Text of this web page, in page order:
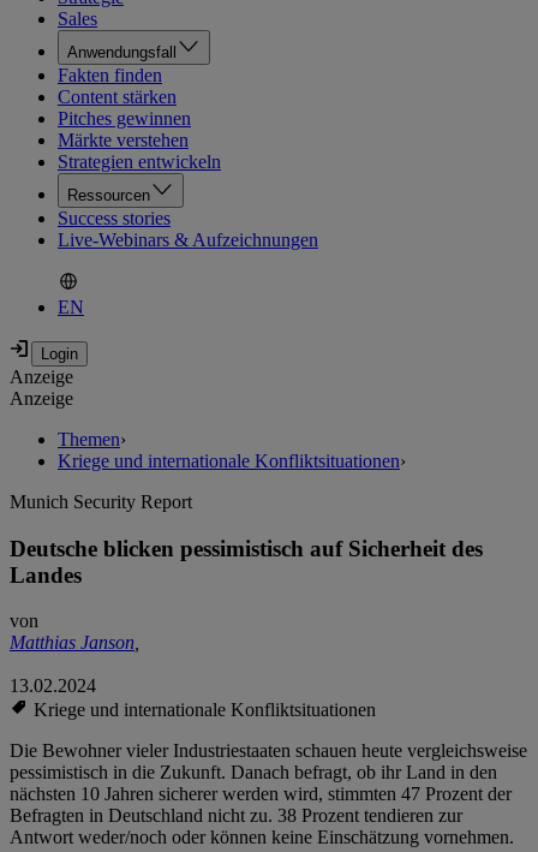
Sales
Anwendungsfall
Fakten finden
Content stärken
Pitches gewinnen
Märkte verstehen
Strategien entwickeln
Ressourcen
Success stories
Live-Webinars & Aufzeichnungen
EN
Anzeige
Anzeige
Themen›
Kriege und internationale Konfliktsituationen›
Munich Security Report
Deutsche blicken pessimistisch auf Sicherheit des
Landes
von
Matthias Janson,
13.02.2024
Kriege und internationale Konfliktsituationen
Die Bewohner vieler Industriestaaten schauen heute vergleichsweise
pessimistisch in die Zukunft. Danach befragt, ob ihr Land in den
nächsten 10 Jahren sicherer werden wird, stimmten 47 Prozent der
Befragten in Deutschland nicht zu. 38 Prozent tendieren zur
Antwort weder/noch oder können keine Einschätzung vornehmen.